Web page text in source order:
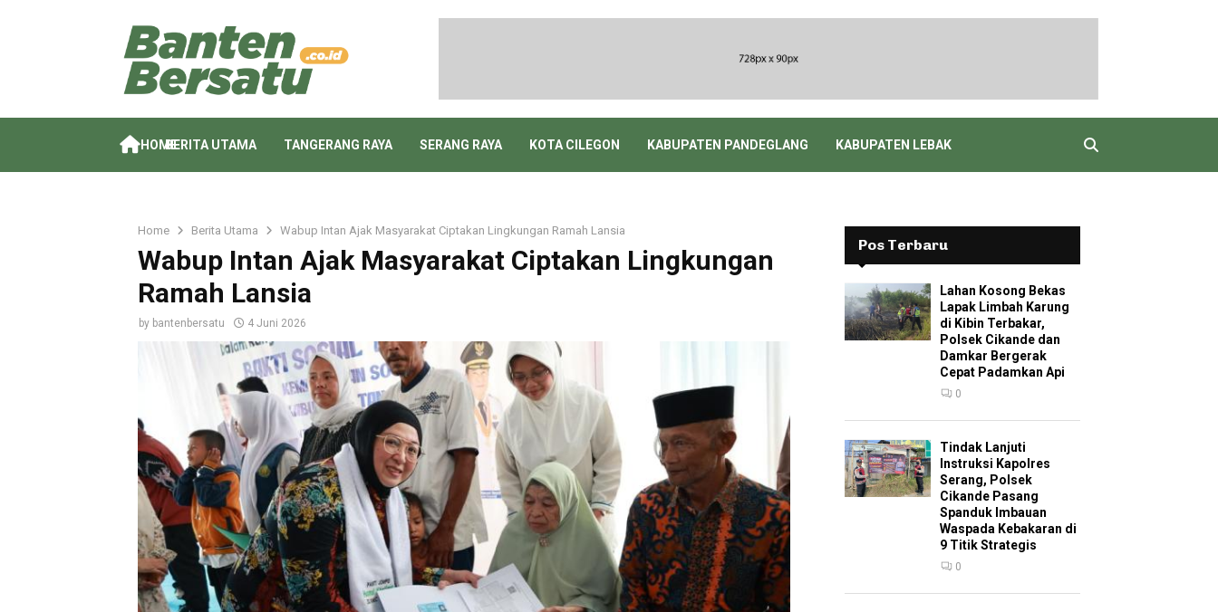
HOMEBERITA UTAMA TANGERANG RAYA SERANG RAYA KOTA CILEGON KABUPATEN PANDEGLANG KABUPATEN LEBAK
Home Berita Utama Wabup Intan Ajak Masyarakat Ciptakan Lingkungan Ramah Lansia
Wabup Intan Ajak Masyarakat Ciptakan Lingkungan
Ramah Lansia
by bantenbersatu 4 Juni 2026
Pos Terbaru
Lahan Kosong Bekas
Lapak Limbah Karung
di Kibin Terbakar,
Polsek Cikande dan
Damkar Bergerak
Cepat Padamkan Api
0
Tindak Lanjuti
Instruksi Kapolres
Serang, Polsek
Cikande Pasang
Spanduk Imbauan
Waspada Kebakaran di
9 Titik Strategis
0